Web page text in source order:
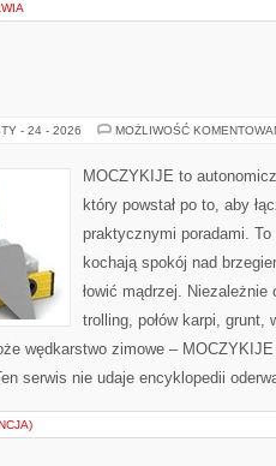
- 24 - 2026 MOŻLIWOŚĆ
MOCZYKIJE to
który powstał po to, aby
praktycznymi poradami.
kochają spokój nad
łowić mądrzej.
trolling, połów karpi, grunt,
wędkarstwo zimowe – MOCZYKIJE
serwis nie udaje encyklopedii